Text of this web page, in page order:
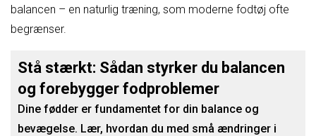
balancen – en naturlig træning, som moderne fodtøj ofte
begrænser.
Stå stærkt: Sådan styrker du balancen
og forebygger fodproblemer
Dine fødder er fundamentet for din balance og
bevægelse. Lær, hvordan du med små ændringer i